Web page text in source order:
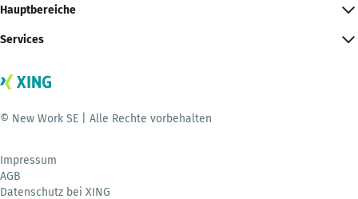
Hauptbereiche
Services
© New Work SE | Alle Rechte vorbehalten
Impressum
AGB
Datenschutz bei XING